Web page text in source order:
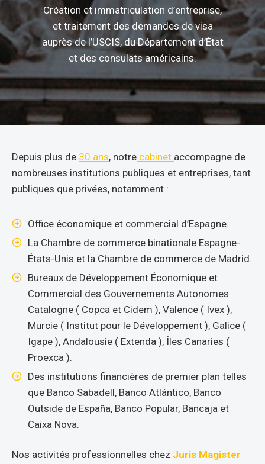
Création et immatriculation d’entreprise,
et traitement des demandes de visa
auprès de l’USCIS, du Département d’État
et des consulats américains.
Depuis plus de 30 ans, notre cabinet accompagne de
nombreuses institutions publiques et entreprises, tant
publiques que privées, notamment :
Office économique et commercial d’Espagne.
La Chambre de commerce binationale Espagne-
États-Unis et la Chambre de commerce de Madrid.
Bureaux de Développement Économique et
Commercial des Gouvernements Autonomes :
Catalogne ( Copca et Cidem ), Valence ( Ivex ),
Murcie ( Institut pour le Développement ), Galice (
Igape ), Andalousie ( Extenda ), Îles Canaries (
Proexca ).
Des institutions financières de premier plan telles
que Banco Sabadell, Banco Atlántico, Banco
Outside de España, Banco Popular, Bancaja et
Caixa Nova.
Nos activités professionnelles chez Juris Magister